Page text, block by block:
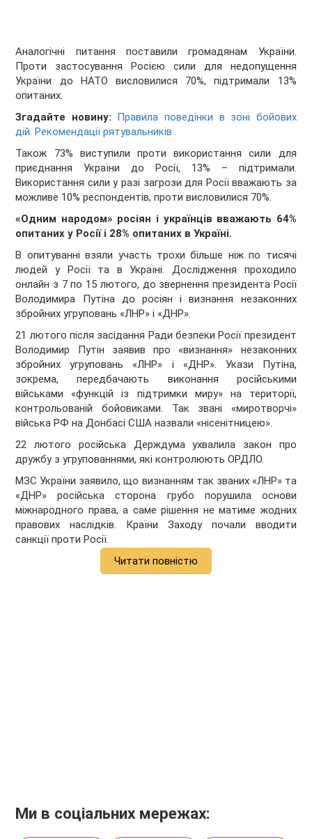
Аналогічні питання поставили громадянам України.
Проти застосування Росією сили для недопущення
України до НАТО висловилися 70%, підтримали 13%
опитаних.
Згадайте новину: Правила поведінки в зоні бойових
дій. Рекомендації рятувальників
Також 73% виступили проти використання сили для
приєднання України до Росії, 13% – підтримали.
Використання сили у разі загрози для Росії вважають за
можливе 10% респондентів, проти висловилися 70%.
«Одним народом» росіян і українців вважають 64%
опитаних у Росії і 28% опитаних в Україні.
В опитуванні взяли участь трохи більше ніж по тисячі
людей у Росії та в Україні. Дослідження проходило
онлайн з 7 по 15 лютого, до звернення президента Росії
Володимира Путіна до росіян і визнання незаконних
збройних угруповань «ЛНР» і «ДНР».
21 лютого після засідання Ради безпеки Росії президент
Володимир Путін заявив про «визнання» незаконних
збройних угруповань «ЛНР» і «ДНР». Укази Путіна,
зокрема, передбачають виконання російськими
військами «функцій із підтримки миру» на території,
контрольованій бойовиками. Так звані «миротворчі»
війська РФ на Донбасі США назвали «нісенітницею».
22 лютого російська Держдума ухвалила закон про
дружбу з угрупованнями, які контролюють ОРДЛО.
МЗС України заявило, що визнанням так званих «ЛНР» та
«ДНР» російська сторона грубо порушила основи
міжнародного права, а саме рішення не матиме жодних
правових наслідків. Країни Заходу почали вводити
санкції проти Росії.
Читати повністю
Ми в соціальних мережах: